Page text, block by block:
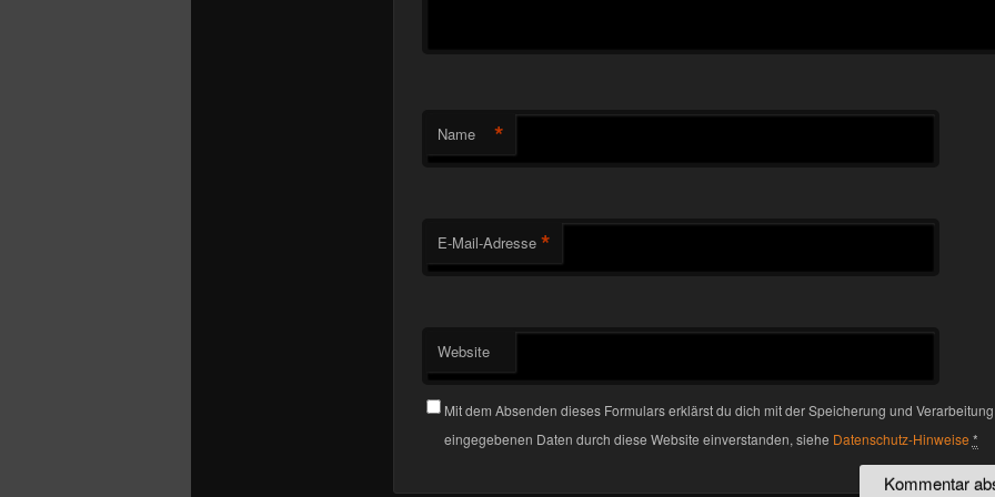
Name *
E-Mail-Adresse *
Website
Mit dem Absenden dieses Formulars erklärst du dich mit der Speicherung und
eingegebenen Daten durch diese Website einverstanden, siehe Datenschutz-Hinweise *